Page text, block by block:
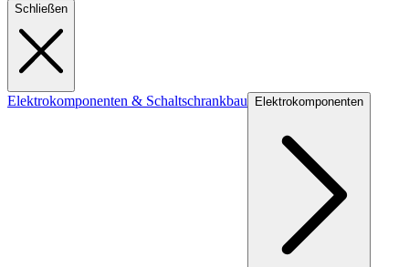
Schließen
Elektrokomponenten & Schaltschrankbau Elektrokomponenten